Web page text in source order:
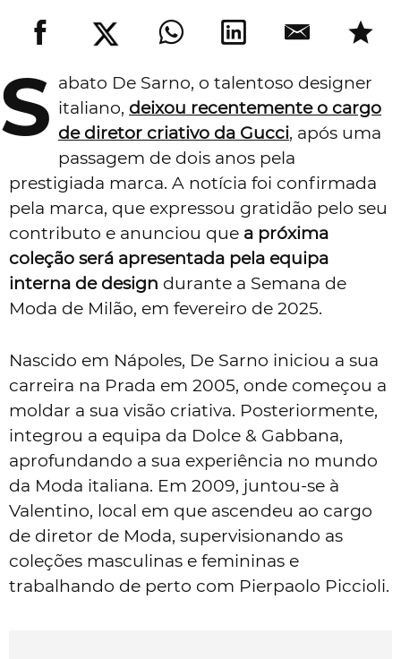
S abato De Sarno, o talentoso designer
italiano, deixou recentemente o cargo
de diretor criativo da Gucci, após uma
passagem de dois anos pela
prestigiada marca. A notícia foi confirmada
pela marca, que expressou gratidão pelo seu
contributo e anunciou que a próxima
coleção será apresentada pela equipa
interna de design durante a Semana de
Moda de Milão, em fevereiro de 2025.
Nascido em Nápoles, De Sarno iniciou a sua
carreira na Prada em 2005, onde começou a
moldar a sua visão criativa. Posteriormente,
integrou a equipa da Dolce & Gabbana,
aprofundando a sua experiência no mundo
da Moda italiana. Em 2009, juntou-se à
Valentino, local em que ascendeu ao cargo
de diretor de Moda, supervisionando as
coleções masculinas e femininas e
trabalhando de perto com Pierpaolo Piccioli.